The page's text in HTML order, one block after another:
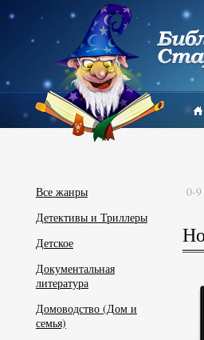
Все жанры
Детективы и Триллеры
Детское
Документальная
литература
Домоводство (Дом и
семья)
0-9